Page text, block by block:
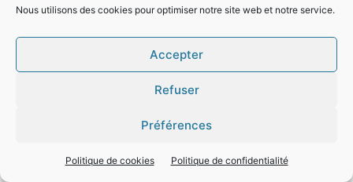
Nous utilisons des cookies pour optimiser notre site web et notre service.
Accepter
Refuser
Préférences
Politique de cookies Politique de confidentialité
Placez-vous dans la même position que pour
l’exercice respiratoire, inspirez profondément puis
Inspirez en comptant lentement jusqu’à 3, puis expirez